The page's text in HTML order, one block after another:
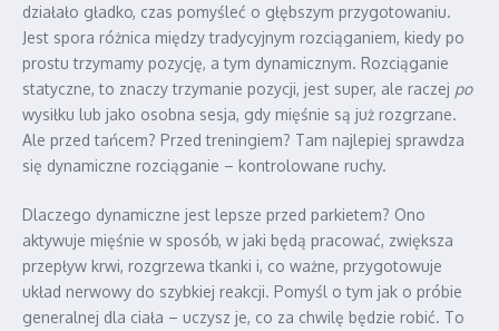
działało gładko, czas pomyśleć o głębszym przygotowaniu.
Jest spora różnica między tradycyjnym rozciąganiem, kiedy po
prostu trzymamy pozycję, a tym dynamicznym. Rozciąganie
statyczne, to znaczy trzymanie pozycji, jest super, ale raczej po
wysiłku lub jako osobna sesja, gdy mięśnie są już rozgrzane.
Ale przed tańcem? Przed treningiem? Tam najlepiej sprawdza
się dynamiczne rozciąganie – kontrolowane ruchy.
Dlaczego dynamiczne jest lepsze przed parkietem? Ono
aktywuje mięśnie w sposób, w jaki będą pracować, zwiększa
przepływ krwi, rozgrzewa tkanki i, co ważne, przygotowuje
układ nerwowy do szybkiej reakcji. Pomyśl o tym jak o próbie
generalnej dla ciała – uczysz je, co za chwilę będzie robić. To